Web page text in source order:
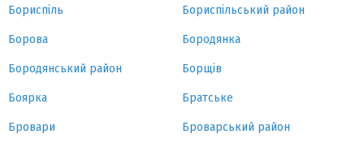
Бориспіль Бориспільський район
Борова Бородянка
Бородянський район Борщів
Боярка Братське
Бровари Броварський район